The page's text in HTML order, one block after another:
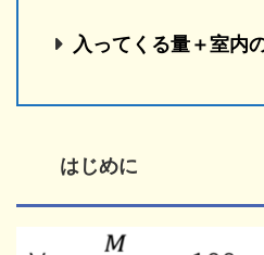
入ってくる量＋室内
はじめに